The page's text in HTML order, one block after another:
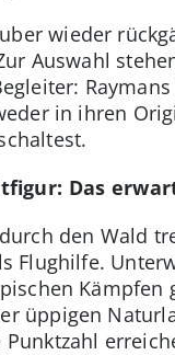
wieder
Auswahl
in ihren
Das
den Wald
Flughilfe.
üppigen